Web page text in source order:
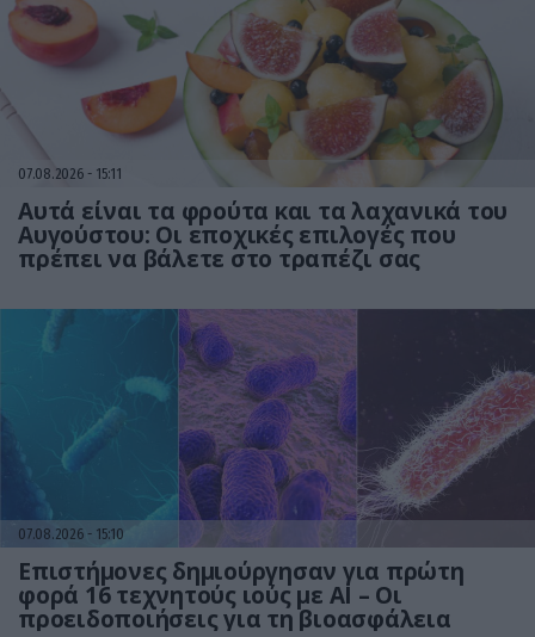
07.08.2026 15:11
Αυτά είναι τα φρούτα και τα λαχανικά του
Αυγούστου: Οι εποχικές επιλογές που
πρέπει να βάλετε στο τραπέζι σας
07.08.2026 15:10
Επιστήμονες δημιούργησαν για πρώτη
φορά 16 τεχνητούς ιούς με AI – Οι
προειδοποιήσεις για τη βιοασφάλεια